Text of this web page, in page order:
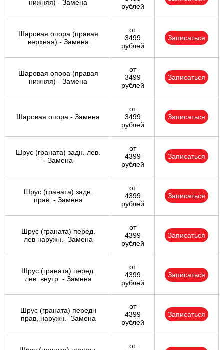
нижняя) - Замена
рублей
Шаровая опора (правая
верхняя) - Замена
от
3499
рублей
Записаться
Шаровая опора (правая
нижняя) - Замена
от
3499
рублей
Записаться
Шаровая опора - Замена
от
3499
рублей
Записаться
Шрус (граната) задн. лев.
- Замена
от
4399
рублей
Записаться
Шрус (граната) задн.
прав. - Замена
от
4399
рублей
Записаться
Шрус (граната) перед.
лев наружн.- Замена
от
4399
рублей
Записаться
Шрус (граната) перед.
лев. внутр. - Замена
от
4399
рублей
Записаться
Шрус (граната) передн
прав, наружн.- Замена
от
4399
рублей
Записаться
от